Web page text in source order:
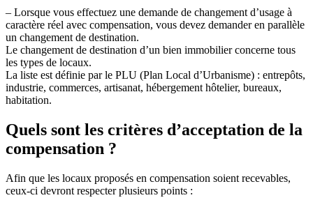
– Lorsque vous effectuez une demande de changement d’usage à
caractère réel avec compensation, vous devez demander en parallèle
un changement de destination.
Le changement de destination d’un bien immobilier concerne tous
les types de locaux.
La liste est définie par le PLU (Plan Local d’Urbanisme) : entrepôts,
industrie, commerces, artisanat, hébergement hôtelier, bureaux,
habitation.
Quels sont les critères d’acceptation de la
compensation ?
Afin que les locaux proposés en compensation soient recevables,
ceux-ci devront respecter plusieurs points :